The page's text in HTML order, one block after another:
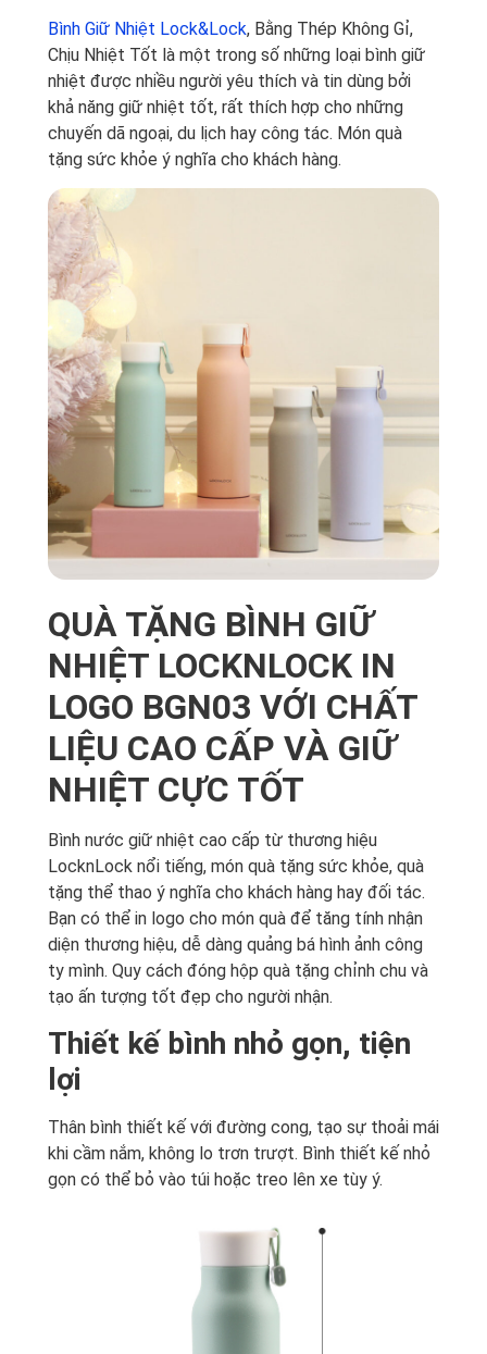
Bình Giữ Nhiệt Lock&Lock, Bằng Thép Không Gỉ,
Chịu Nhiệt Tốt là một trong số những loại bình giữ
nhiệt được nhiều người yêu thích và tin dùng bởi
khả năng giữ nhiệt tốt, rất thích hợp cho những
chuyến dã ngoại, du lịch hay công tác. Món quà
tặng sức khỏe ý nghĩa cho khách hàng.
QUÀ TẶNG BÌNH GIỮ
NHIỆT LOCKNLOCK IN
LOGO BGN03 VỚI CHẤT
LIỆU CAO CẤP VÀ GIỮ
NHIỆT CỰC TỐT
Bình nước giữ nhiệt cao cấp từ thương hiệu
LocknLock nổi tiếng, món quà tặng sức khỏe, quà
tặng thể thao ý nghĩa cho khách hàng hay đối tác.
Bạn có thể in logo cho món quà để tăng tính nhận
diện thương hiệu, dễ dàng quảng bá hình ảnh công
ty mình. Quy cách đóng hộp quà tặng chỉnh chu và
tạo ấn tượng tốt đẹp cho người nhận.
Thiết kế bình nhỏ gọn, tiện
lợi
Thân bình thiết kế với đường cong, tạo sự thoải mái
khi cầm nắm, không lo trơn trượt. Bình thiết kế nhỏ
gọn có thể bỏ vào túi hoặc treo lên xe tùy ý.